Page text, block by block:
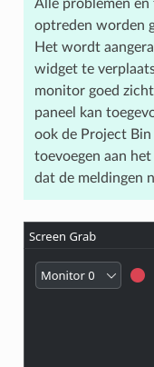
Alle problemen
optreden worden
Het wordt
widget te
monitor goed
paneel kan
ook de Project
toevoegen aan
dat de meldingen